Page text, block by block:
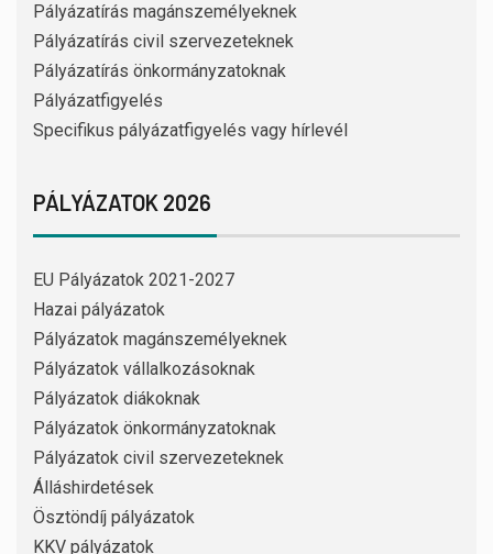
Pályázatírás magánszemélyeknek
Pályázatírás civil szervezeteknek
Pályázatírás önkormányzatoknak
Pályázatfigyelés
Specifikus pályázatfigyelés vagy hírlevél
PÁLYÁZATOK 2026
EU Pályázatok 2021-2027
Hazai pályázatok
Pályázatok magánszemélyeknek
Pályázatok vállalkozásoknak
Pályázatok diákoknak
Pályázatok önkormányzatoknak
Pályázatok civil szervezeteknek
Álláshirdetések
Ösztöndíj pályázatok
KKV pályázatok